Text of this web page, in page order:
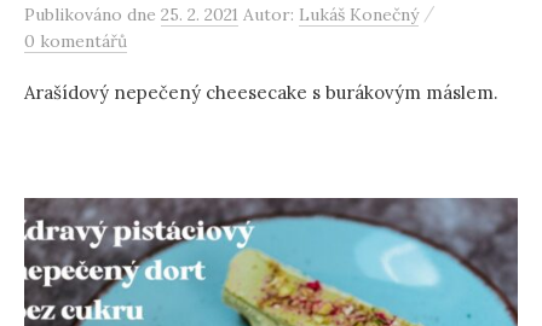
Publikováno dne 25. 2. 2021 Autor: Lukáš Konečný /
0 komentářů
Arašídový nepečený cheesecake s burákovým máslem.